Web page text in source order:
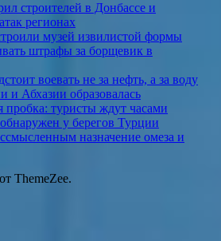
строителей в Донбассе и
регионах
музей извилистой формы
штрафы за борщевик в
воевать не за нефть, а за воду
и Абхазии образовалась
пробка: туристы ждут часами
у берегов Турции
назначение омеза и
ThemeZee.